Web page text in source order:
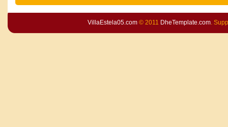
VillaEstela05.com© 2011 DheTemplate.com.